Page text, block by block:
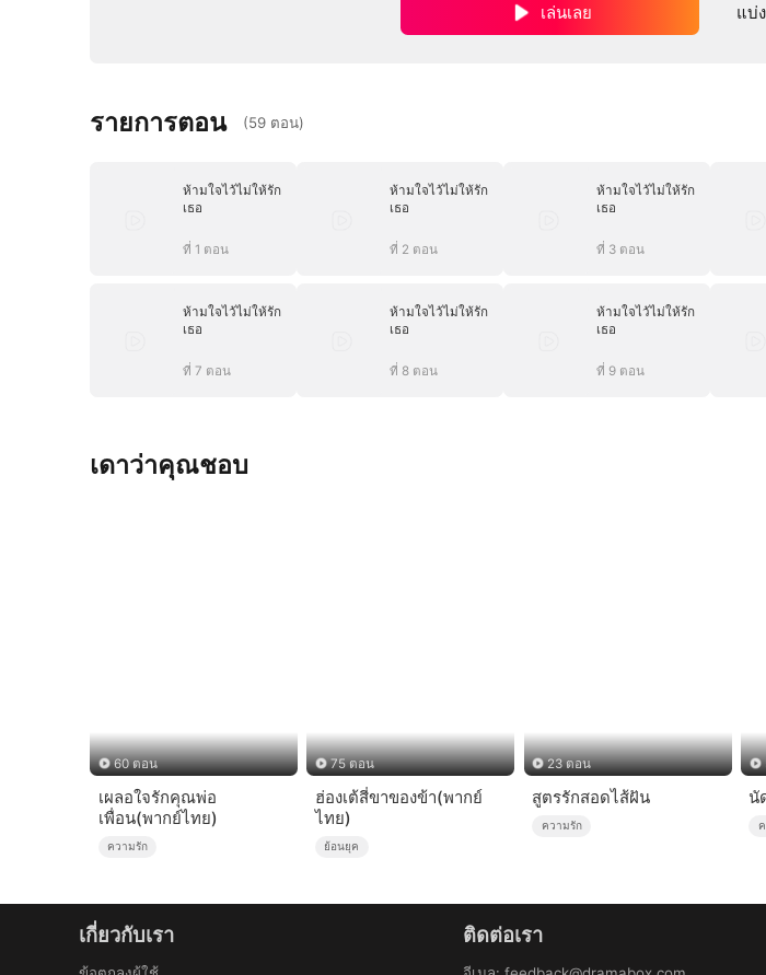
เล่นเลย แบ่
รายการตอน (59 ตอน)
ห้ามใจไว้ไม่ให้รัก
เธอ
ที่ 1 ตอน
ห้ามใจไว้ไม่ให้รัก
เธอ
ที่ 2 ตอน
ห้ามใจไว้ไม่ให้รัก
เธอ
ที่ 3 ตอน
ห้ามใจไว้ไม่ให้รัก
เธอ
ที่ 7 ตอน
ห้ามใจไว้ไม่ให้รัก
เธอ
ที่ 8 ตอน
ห้ามใจไว้ไม่ให้รัก
เธอ
ที่ 9 ตอน
เดาว่าคุณชอบ
60 ตอน
เผลอใจรักคุณพ่อ
เพื่อน(พากย์ไทย)
ความรัก
75 ตอน
ฮ่องเต้สี่ขาของข้า(พากย์
ไทย)
ย้อนยุค
23 ตอน
สูตรรักสอดไส้ฝัน
ความรัก
นั
เกี่ยวกับเรา ติดต่อเรา